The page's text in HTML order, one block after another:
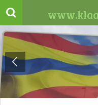
Ga
naar
hoofdinhoud